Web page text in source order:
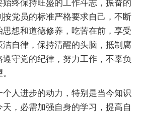
终保持旺盛的工作斗志，振奋的
党员的标准严格要求自己，不断
想和道德修养，吃苦在前，享受
自律，保持清醒的头脑，抵制腐
守党的纪律，努力工作，不辜负
个人进步的动力，特别是当今知识
，必需加强自身的学习，提高自